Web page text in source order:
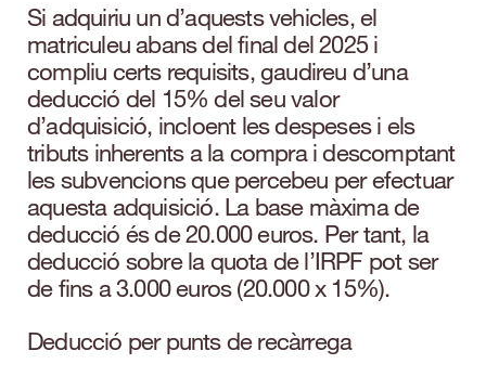
Si adquiriu un d’aquests vehicles, el
matriculeu abans del final del 2025 i
compliu certs requisits, gaudireu d’una
deducció del 15% del seu valor
d’adquisició, incloent les despeses i els
tributs inherents a la compra i descomptant
les subvencions que percebeu per efectuar
aquesta adquisició. La base màxima de
deducció és de 20.000 euros. Per tant, la
deducció sobre la quota de l’IRPF pot ser
de fins a 3.000 euros (20.000 x 15%).
Deducció per punts de recàrrega